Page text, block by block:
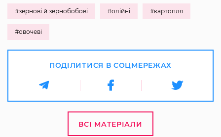
#зернові й зернобобові #олійні #картопля
#овочеві
ПОДІЛИТИСЯ В СОЦМЕРЕЖАХ
ВСІ МАТЕРІАЛИ